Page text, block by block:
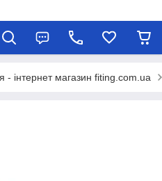
- інтернет магазин fiting.com.ua